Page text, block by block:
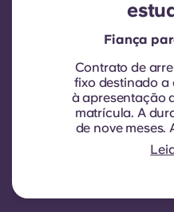
Fiança
Contrato de
fixo destinado a
à apresentação
matrícula. A
de nove meses.
automática,
através de um
pagamentos,